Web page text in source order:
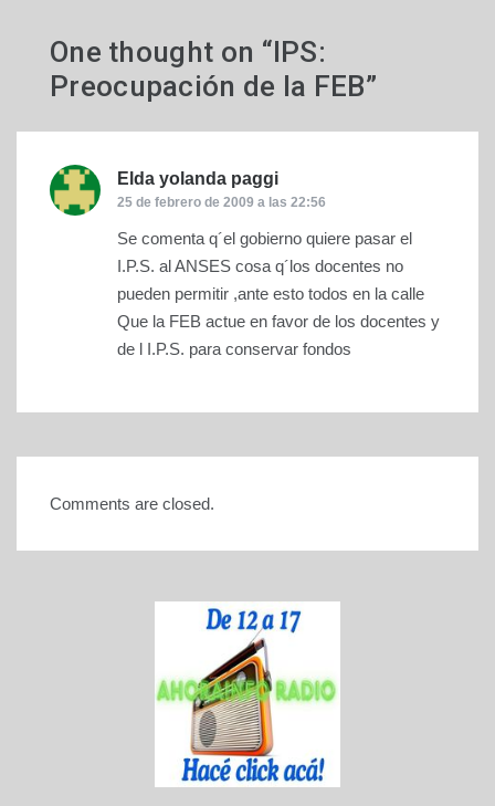
One thought on “IPS:
Preocupación de la FEB”
Elda yolanda paggi
25 de febrero de 2009 a las 22:56
Se comenta q´el gobierno quiere pasar el
I.P.S. al ANSES cosa q´los docentes no
pueden permitir ,ante esto todos en la calle
Que la FEB actue en favor de los docentes y
de l I.P.S. para conservar fondos
Comments are closed.